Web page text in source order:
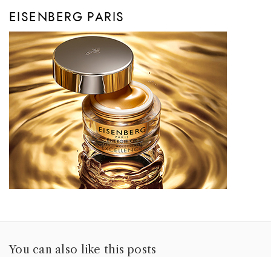
EISENBERG PARIS
You can also like this posts